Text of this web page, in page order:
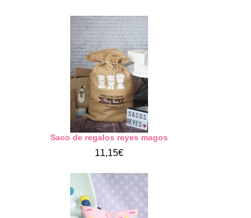
Saco de regalos reyes magos
11,15€